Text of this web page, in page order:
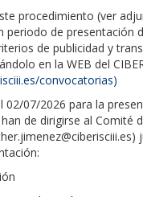
procedimiento (ver
periodo de presentación
de publicidad y
en la WEB del
convocatorias)
02/07/2026 para la
de dirigirse al Comité
)